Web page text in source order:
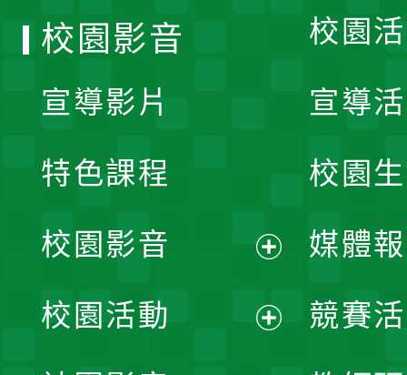
校園
宣導
校園
媒體
競賽
校園影音
宣導影片
特色課程
校園影音
開
校園活動